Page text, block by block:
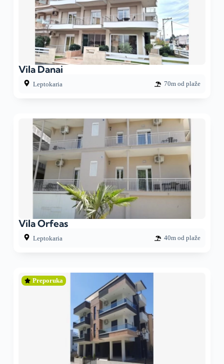
Vila Danai
Leptokaria 70m od plaže
Vila Orfeas
Leptokaria 40m od plaže
Preporuka